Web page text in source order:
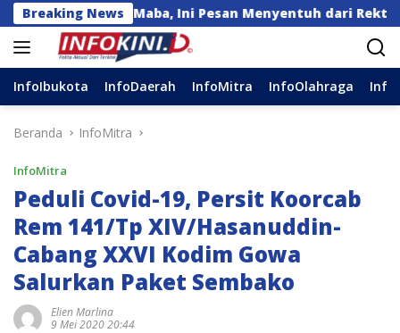
Langsung
ke
konten
Breaking News
kepada Maba, Ini Pesan Menyentuh dari Rektor
InfoIbukota InfoDaerah InfoMitra InfoOlahraga
Beranda InfoMitra
InfoMitra
Peduli Covid-19, Persit Koorcab
Rem 141/Tp XIV/Hasanuddin-
Cabang XXVI Kodim Gowa
Salurkan Paket Sembako
Elien Marlina
9 Mei 2020 20:44